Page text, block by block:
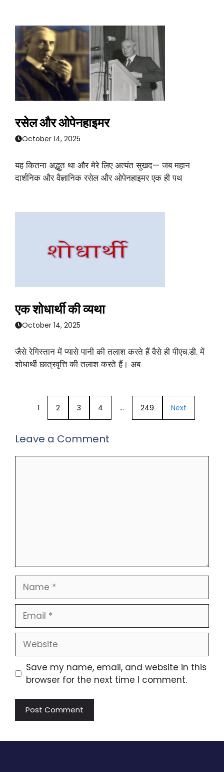
रसेल और ओपेनहाइमर
October 14, 2025
यह कितना अद्भुत था और मेरे लिए अत्यंत सुखद— जब महान
दार्शनिक और वैज्ञानिक रसेल और ओपेनहाइमर एक ही पथ
एक शोधार्थी की व्यथा
October 14, 2025
जैसे रेगिस्तान में प्यासे पानी की तलाश करते हैं वैसे ही पीएच.डी. में
शोधार्थी छात्रवृत्ति की तलाश करते हैं। अब
1 2 3 4 … 249 Next
Leave a Comment
Name
Email
Website
Save my name, email, and website in this
browser for the next time I comment.